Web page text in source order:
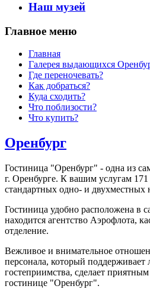
Наш музей
Главное меню
Главная
Галерея выдающихся
Где переночевать?
Как добраться?
Куда сходить?
Что поблизости?
Что купить?
Оренбург
Гостиница "Оренбург" - одна из
г. Оренбурге. К вашим услугам
стандартных одно- и двухместных
Гостиница удобно расположена в
находится агентство Аэрофлота,
отделение.
Вежливое и внимательное
персонала, который поддерживает
гостеприимства, сделает
гостинице "Оренбург".